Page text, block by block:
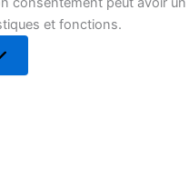
et fonctions.